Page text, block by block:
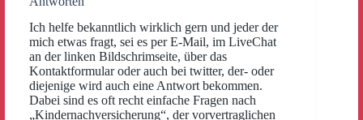
Ich helfe bekanntlich wirklich gern und jeder der
mich etwas fragt, sei es per E-Mail, im LiveChat
an der linken Bildschrimseite, über das
Kontaktformular oder auch bei twitter, der- oder
diejenige wird auch eine Antwort bekommen.
Dabei sind es oft recht einfache Fragen nach
„Kindernachversicherung“, der vorvertraglichen